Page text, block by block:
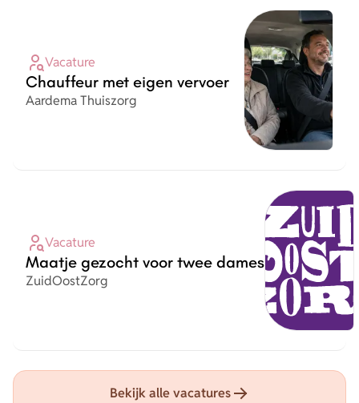
Vacature
Chauffeur met eigen vervoer
Organisatie
Aardema Thuiszorg
Vacature
Maatje gezocht voor twee dames
Organisatie
ZuidOostZorg
Bekijk alle vacatures